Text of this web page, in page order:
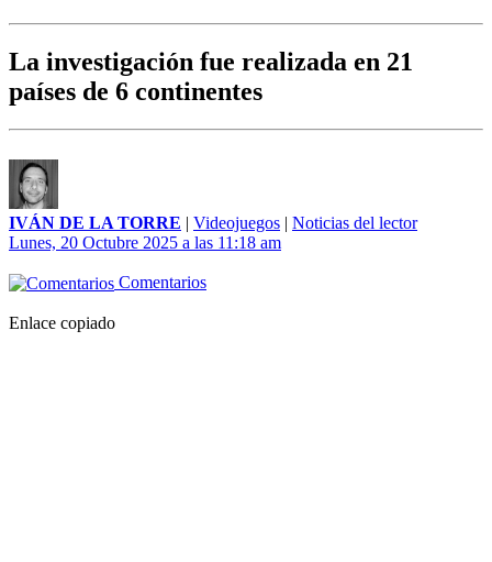
La investigación fue realizada en 21
países de 6 continentes
IVÁN DE LA TORRE | Videojuegos | Noticias del lector
Lunes, 20 Octubre 2025 a las 11:18 am
Comentarios
Enlace copiado